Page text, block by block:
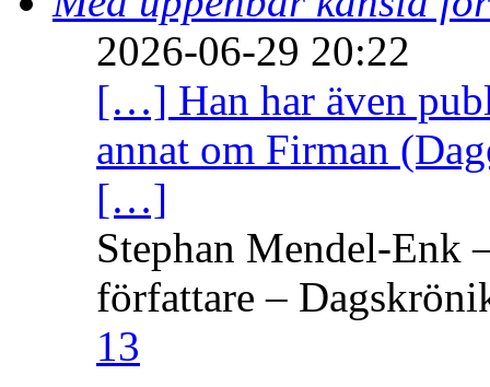
2026-06-29 20:22
[…] Han har även
annat om Firman
[…]
Stephan Mendel-Enk
författare –
13